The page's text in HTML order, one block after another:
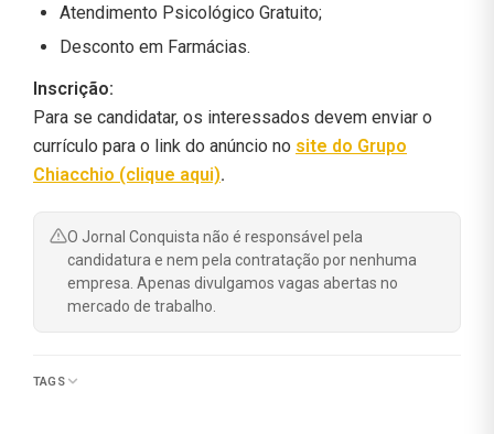
Atendimento Psicológico Gratuito;
Desconto em Farmácias.
Inscrição:
Para se candidatar, os interessados devem enviar o
currículo para o link do anúncio no site do Grupo
Chiacchio (clique aqui).
O Jornal Conquista não é responsável pela
candidatura e nem pela contratação por nenhuma
empresa. Apenas divulgamos vagas abertas no
mercado de trabalho.
TAGS